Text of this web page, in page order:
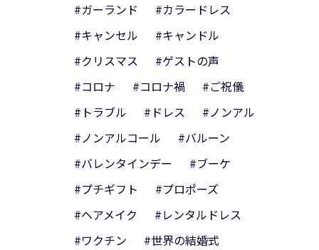
#ガーランド
#カラードレス
#キャンセル
#キャンドル
#クリスマス
#ゲストの声
#コロナ
#コロナ禍
#ご祝儀
#トラブル
#ドレス
#ノンアル
#ノンアルコール
#バルーン
#バレンタインデー
#ブーケ
#プチギフト
#プロポーズ
#ヘアメイク
#レンタルドレス
#ワクチン
#世界の結婚式